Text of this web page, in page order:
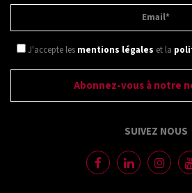
J'accepte les mentions légales et la
SUIVEZ NOUS